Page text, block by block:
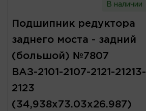
В наличии
Подшипник редуктора
заднего моста - задний
(большой) №7807
ВАЗ-2101-2107-2121-21213-
2123
(34,938x73.03x26.987)